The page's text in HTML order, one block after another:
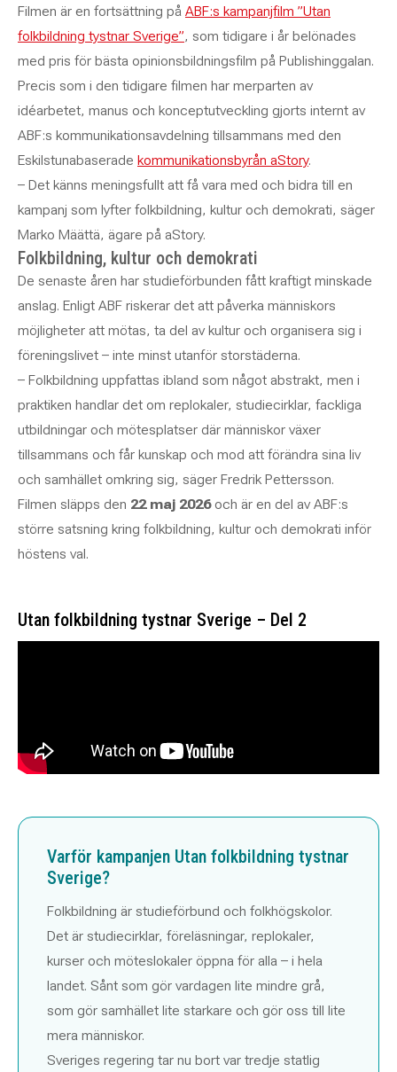
Filmen är en fortsättning på ABF:s kampanjfilm ”Utan
folkbildning tystnar Sverige”, som tidigare i år belönades
med pris för bästa opinionsbildningsfilm på Publishinggalan.
Precis som i den tidigare filmen har merparten av
idéarbetet, manus och konceptutveckling gjorts internt av
ABF:s kommunikationsavdelning tillsammans med den
Eskilstunabaserade kommunikationsbyrån aStory.
– Det känns meningsfullt att få vara med och bidra till en
kampanj som lyfter folkbildning, kultur och demokrati, säger
Marko Määttä, ägare på aStory.
Folkbildning, kultur och demokrati
De senaste åren har studieförbunden fått kraftigt minskade
anslag. Enligt ABF riskerar det att påverka människors
möjligheter att mötas, ta del av kultur och organisera sig i
föreningslivet – inte minst utanför storstäderna.
– Folkbildning uppfattas ibland som något abstrakt, men i
praktiken handlar det om replokaler, studiecirklar, fackliga
utbildningar och mötesplatser där människor växer
tillsammans och får kunskap och mod att förändra sina liv
och samhället omkring sig, säger Fredrik Pettersson.
Filmen släpps den 22 maj 2026och är en del av ABF:s
större satsning kring folkbildning, kultur och demokrati inför
höstens val.
Utan folkbildning tystnar Sverige – Del 2
Varför kampanjen Utan folkbildning tystnar
Sverige?
Folkbildning är studieförbund och folkhögskolor.
Det är studiecirklar, föreläsningar, replokaler,
kurser och möteslokaler öppna för alla – i hela
landet. Sånt som gör vardagen lite mindre grå,
som gör samhället lite starkare och gör oss till lite
mera människor.
Sveriges regering tar nu bort var tredje statlig